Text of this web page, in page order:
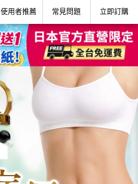
使用者推薦 常見問題 立即訂購